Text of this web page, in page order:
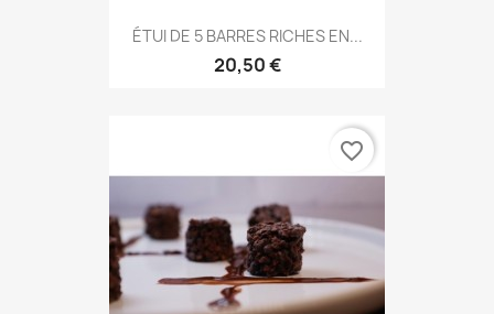
ÉTUI DE 5 BARRES RICHES EN...
20,50 €
favorite_border